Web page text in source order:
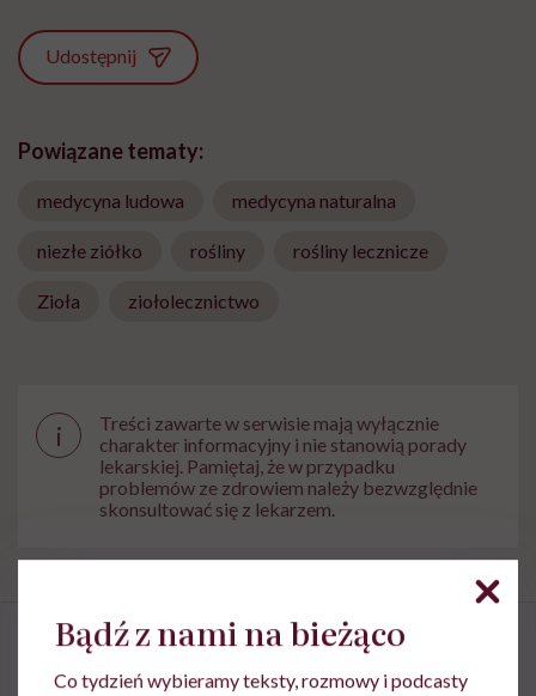
Udostępnij
Powiązane tematy:
medycyna ludowa medycyna naturalna
niezłe ziółko rośliny rośliny lecznicze
Zioła ziołolecznictwo
i
Treści zawarte w serwisie mają wyłącznie
charakter informacyjny i nie stanowią porady
lekarskiej. Pamiętaj, że w przypadku
problemów ze zdrowiem należy bezwzględnie
skonsultować się z lekarzem.
Bądź z nami na bieżąco
Co tydzień wybieramy teksty, rozmowy i podcasty